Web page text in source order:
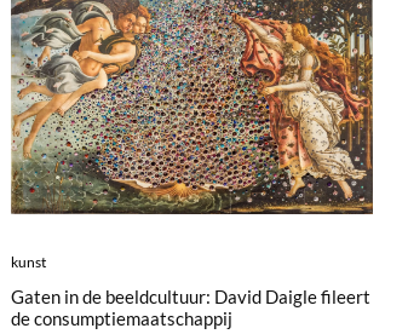
kunst
Gaten in de beeldcultuur: David Daigle fileert
de consumptiemaatschappij